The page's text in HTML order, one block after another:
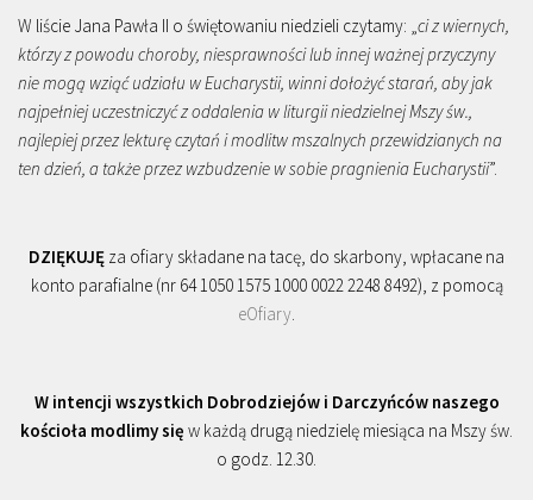
W liście Jana Pawła II o świętowaniu niedzieli czytamy: „ ci z wiernych,
którzy z powodu choroby, niesprawności lub innej ważnej przyczyny
nie mogą wziąć udziału w Eucharystii, winni dołożyć starań, aby jak
najpełniej uczestniczyć z oddalenia w liturgii niedzielnej Mszy św.,
najlepiej przez lekturę czytań i modlitw mszalnych przewidzianych na
ten dzień, a także przez wzbudzenie w sobie pragnienia Eucharystii”.
DZIĘKUJĘ za ofiary składane na tacę, do skarbony, wpłacane na
konto parafialne (nr 64 1050 1575 1000 0022 2248 8492), z pomocą
eOfiary
W intencji wszystkich Dobrodziejów i Darczyńców naszego
kościoła modlimy się w każdą drugą niedzielę miesiąca na Mszy św.
o godz. 12.30.